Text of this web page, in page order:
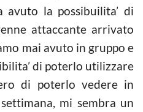
la possibuilita’ di
attaccante arrivato
mai avuto in gruppo e
di poterlo utilizzare
di poterlo vedere in
mi sembra un